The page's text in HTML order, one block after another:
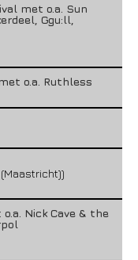
met o.a. Sun
Ggu:ll,
o.a. Ruthless
Nick Cave & the